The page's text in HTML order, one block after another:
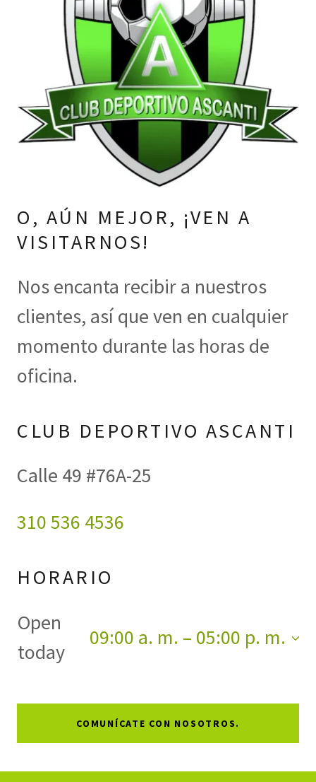
O, AÚN MEJOR, ¡VEN A
VISITARNOS!
Nos encanta recibir a nuestros
clientes, así que ven en cualquier
momento durante las horas de
oficina.
CLUB DEPORTIVO ASCANTI
Calle 49 #76A-25
310 536 4536
HORARIO
Open
today
09:00 a. m. – 05:00 p. m.
COMUNÍCATE CON NOSOTROS.